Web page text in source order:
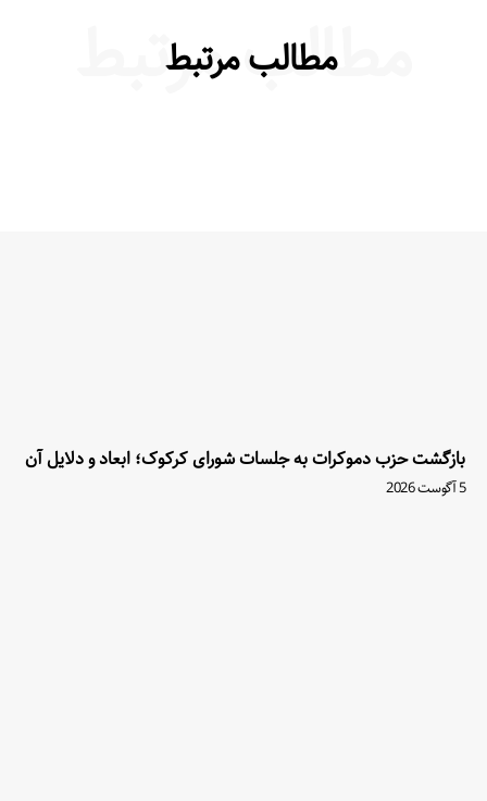
مطالب مرتبط
مطالب مرتبط
بازگشت حزب دموکرات به جلسات شورای کرکوک؛ ابعاد و دلایل آن
5 آگوست 2026